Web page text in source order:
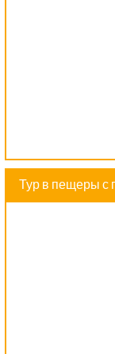
Тур в пещеры с